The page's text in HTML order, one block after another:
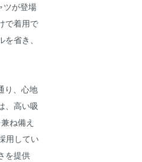
ツが登場
で着用で
省き、
り、心地
、高い吸
ね備え
用してい
を提供